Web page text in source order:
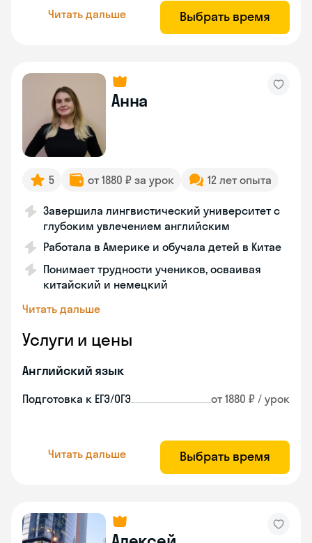
Читать дальше Выбрать время
Анна
5 от 1880 ₽ за урок 12 лет опыта
Завершила лингвистический университет с
глубоким увлечением английским
Работала в Америке и обучала детей в Китае
Понимает трудности учеников, осваивая
китайский и немецкий
Читать дальше
Услуги и цены
Английский язык
Подготовка к ЕГЭ/ОГЭ от 1880 ₽ / урок
Читать дальше Выбрать время